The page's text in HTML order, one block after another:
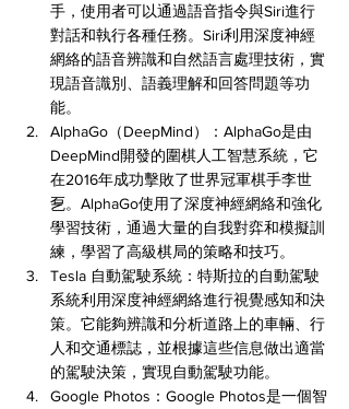
手，使用者可以通過語音指令與Siri進行
對話和執行各種任務。Siri利用深度神經
網絡的語音辨識和自然語言處理技術，實
現語音識別、語義理解和回答問題等功
能。
AlphaGo（DeepMind）：AlphaGo是由
DeepMind開發的圍棋人工智慧系統，它
在2016年成功擊敗了世界冠軍棋手李世
乭。AlphaGo使用了深度神經網絡和強化
學習技術，通過大量的自我對弈和模擬訓
練，學習了高級棋局的策略和技巧。
Tesla 自動駕駛系統：特斯拉的自動駕駛
系統利用深度神經網絡進行視覺感知和決
策。它能夠辨識和分析道路上的車輛、行
人和交通標誌，並根據這些信息做出適當
的駕駛決策，實現自動駕駛功能。
Google Photos：Google Photos是一個智